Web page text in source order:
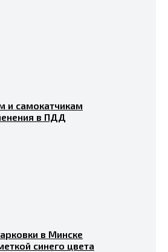
и самокатчикам
в ПДД
в Минске
синего цвета